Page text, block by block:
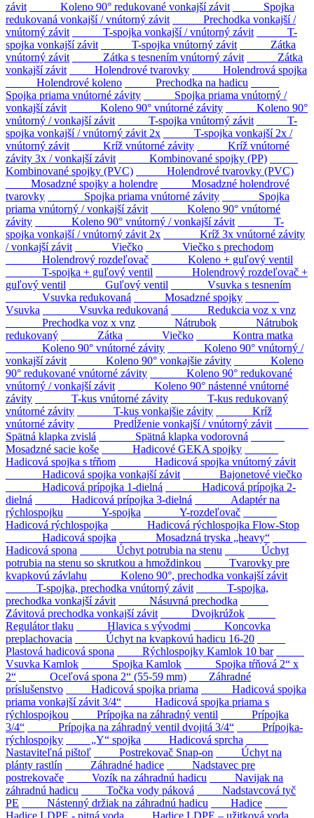
závit
Koleno 90° redukované vonkajší závit
Spojka
redukovaná vonkajší / vnútorný závit
Prechodka vonkajší /
vnútorný závit
T-spojka vonkajší / vnútorný závit
T-
spojka vonkajší závit
T-spojka vnútorný závit
Zátka
vnútorný závit
Zátka s tesnením vnútorný závit
Zátka
vonkajší závit
Holendrové tvarovky
Holendrová spojka
Holendrové koleno
Prechodka na hadicu
Spojka priama vnútorné závity
Spojka priama vnútorný /
vonkajší závit
Koleno 90° vnútorné závity
Koleno 90°
vnútorný / vonkajší závit
T-spojka vnútorný závit
T-
spojka vonkajší / vnútorný závit 2x
T-spojka vonkajší 2x /
vnútorný závit
Kríž vnútorné závity
Kríž vnútorné
závity 3x / vonkajší závit
Kombinované spojky (PP)
Kombinované spojky (PVC)
Holendrové tvarovky (PVC)
Mosadzné spojky a holendre
Mosadzné holendrové
tvarovky
Spojka priama vnútorné závity
Spojka
priama vnútorný / vonkajší závit
Koleno 90° vnútorné
závity
Koleno 90° vnútorný / vonkajší závit
T-
spojka vonkajší / vnútorný závit 2x
Kríž 3x vnútorné závity
/ vonkajší závit
Viečko
Viečko s prechodom
Holendrový rozdeľovač
Koleno + guľový ventil
T-spojka + guľový ventil
Holendrový rozdeľovač +
guľový ventil
Guľový ventil
Vsuvka s tesnením
Vsuvka redukovaná
Mosadzné spojky
Vsuvka
Vsuvka redukovaná
Redukcia voz x vnz
Prechodka voz x vnz
Nátrubok
Nátrubok
redukovaný
Zátka Viečko
Kontra matka
Koleno 90° vnútorné závity
Koleno 90° vnútorný /
vonkajší závit
Koleno 90° vonkajšie závity
Koleno
90° redukované vnútorné závity
Koleno 90° redukované
vnútorný / vonkajší závit
Koleno 90° nástenné vnútorné
závity
T-kus vnútorné závity
T-kus redukovaný
vnútorné závity
T-kus vonkajšie závity
Kríž
vnútorné závity
Predĺženie vonkajší / vnútorný závit
Spätná klapka zvislá
Spätná klapka vodorovná
Mosadzné sacie koše
Hadicové GEKA spojky
Hadicová spojka s tŕňom
Hadicová spojka vnútorný závit
Hadicová spojka vonkajší závit
Bajonetové viečko
Hadicová prípojka 1-dielná
Hadicová prípojka 2-
dielná
Hadicová prípojka 3-dielná
Adaptér na
rýchlospojku
Y-spojka
Y-rozdeľovač
Hadicová rýchlospojka
Hadicová rýchlospojka Flow-Stop
Hadicová spojka
Mosadzná tryska „heavy“
Hadicová spona
Úchyt potrubia na stenu
Úchyt
potrubia na stenu so skrutkou a hmoždinkou
Tvarovky pre
kvapkovú závlahu
Koleno 90°, prechodka vonkajší závit
T-spojka, prechodka vnútorný závit
T-spojka,
prechodka vonkajší závit
Násuvná prechodka
Závitová prechodka vonkajší závit
Dvojkrúžok
Regulátor tlaku
Hlavica s vývodmi
Koncovka
preplachovacia
Úchyt na kvapkovú hadicu 16-20
Plastová hadicová spona
Rýchlospojky Kamlok 10 bar
Vsuvka Kamlok
Spojka Kamlok
Spojka tŕňová 2“ x
2“
Oceľová spona 2“ (55-59 mm)
Záhradné
príslušenstvo
Hadicová spojka priama
Hadicová spojka
priama vonkajší závit 3/4“
Hadicová spojka priama s
rýchlospojkou
Prípojka na záhradný ventil
Prípojka
3/4“
Prípojka na záhradný ventil dvojitá 3/4“
Prípojka-
rýchlospojky
„Y“ spojka
Hadicová sprcha
Nastaviteľná pištoľ
Postrekovač Snap-on
Úchyt na
plánty rastlín
Záhradné hadice
Nadstavec pre
postrekovače
Vozík na záhradnú hadicu
Navijak na
záhradnú hadicu
Točka vody páková
Nadstavcová tyč
PE
Nástenný držiak na záhradnú hadicu
Hadice
Hadice LDPE - pitná voda
Hadice LDPE – užitková voda